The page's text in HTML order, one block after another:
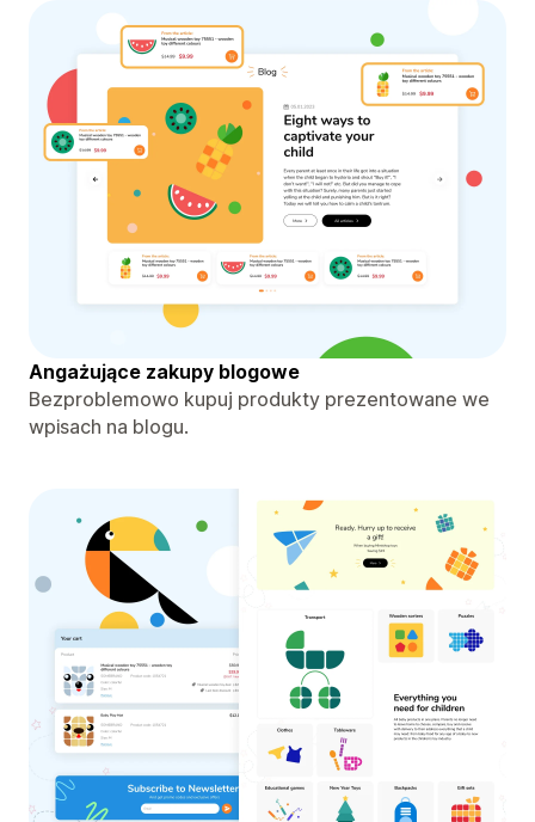
Angażujące zakupy blogowe
Bezproblemowo kupuj produkty prezentowane we
wpisach na blogu.